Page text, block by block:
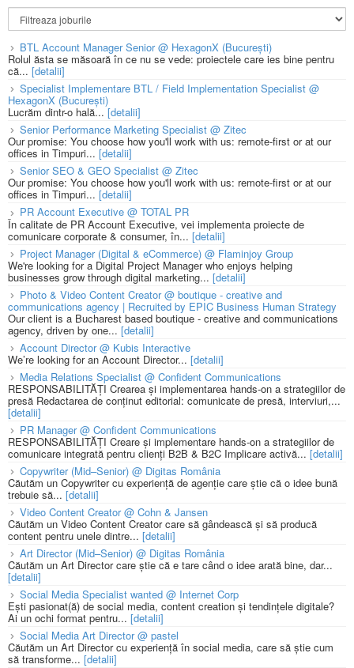
BTL Account Manager Senior @ HexagonX (București)
Rolul ăsta se măsoară în ce nu se vede: proiectele care ies bine pentru
că... [detalii]
Specialist Implementare BTL / Field Implementation Specialist @
HexagonX (București)
Lucrăm dintr-o hală... [detalii]
Senior Performance Marketing Specialist @ Zitec
Our promise: You choose how you'll work with us: remote-first or at our
offices in Timpuri... [detalii]
Senior SEO & GEO Specialist @ Zitec
Our promise: You choose how you'll work with us: remote-first or at our
offices in Timpuri... [detalii]
PR Account Executive @ TOTAL PR
În calitate de PR Account Executive, vei implementa proiecte de
comunicare corporate & consumer, în... [detalii]
Project Manager (Digital & eCommerce) @ Flaminjoy Group
We're looking for a Digital Project Manager who enjoys helping
businesses grow through digital marketing... [detalii]
Photo & Video Content Creator @ boutique - creative and
communications agency | Recruited by EPIC Business Human Strategy
Our client is a Bucharest based boutique - creative and communications
agency, driven by one... [detalii]
Account Director @ Kubis Interactive
We’re looking for an Account Director... [detalii]
Media Relations Specialist @ Confident Communications
RESPONSABILITĂȚI Crearea și implementarea hands-on a strategiilor de
presă Redactarea de conținut editorial: comunicate de presă, interviuri,...
[detalii]
PR Manager @ Confident Communications
RESPONSABILITĂȚI Creare și implementare hands-on a strategiilor de
comunicare integrată pentru clienți B2B & B2C Implicare activă... [detalii]
Copywriter (Mid–Senior) @ Digitas România
Căutăm un Copywriter cu experiență de agenție care știe că o idee bună
trebuie să... [detalii]
Video Content Creator @ Cohn & Jansen
Căutăm un Video Content Creator care să gândească și să producă
content pentru unele dintre... [detalii]
Art Director (Mid–Senior) @ Digitas România
Căutăm un Art Director care știe că e tare când o idee arată bine, dar...
[detalii]
Social Media Specialist wanted @ Internet Corp
Ești pasionat(ă) de social media, content creation și tendințele digitale?
Ai un ochi format pentru... [detalii]
Social Media Art Director @ pastel
Căutăm un Art Director cu experiență în social media, care să știe cum
să transforme... [detalii]